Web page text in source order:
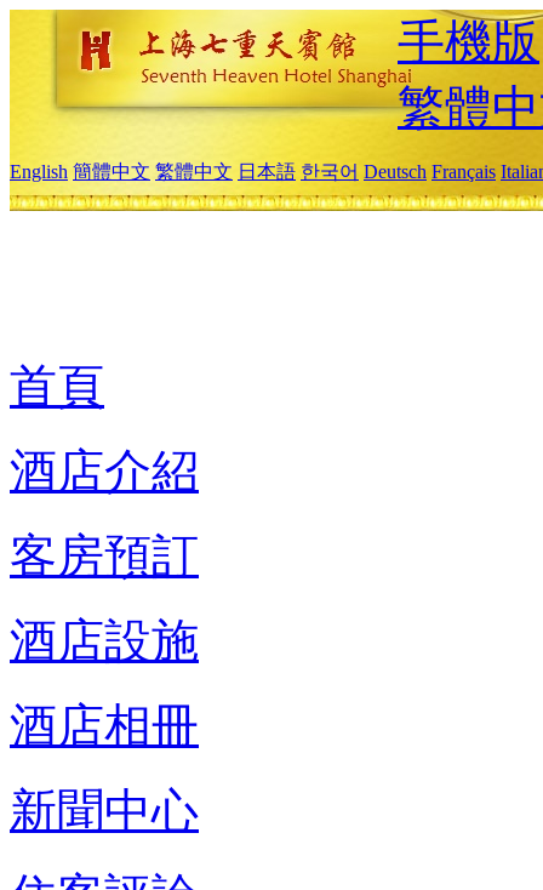
手機版
繁體
English 簡體中文 繁體中文 日本語 한국어 Deutsch Français
首頁
酒店介紹
客房預訂
酒店設施
酒店相冊
新聞中心